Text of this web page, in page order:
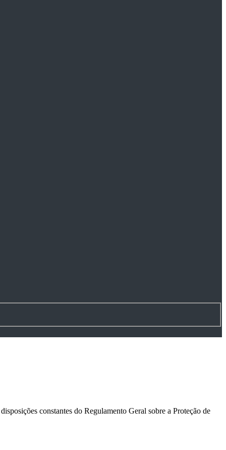
constantes do Regulamento Geral sobre a Proteção de